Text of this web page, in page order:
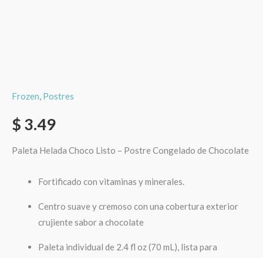
Frozen, Postres
$ 3.49
Paleta Helada Choco Listo – Postre Congelado de Chocolate
Fortificado con vitaminas y minerales.
Centro suave y cremoso con una cobertura exterior
crujiente sabor a chocolate
Paleta individual de 2.4 fl oz (70 mL), lista para